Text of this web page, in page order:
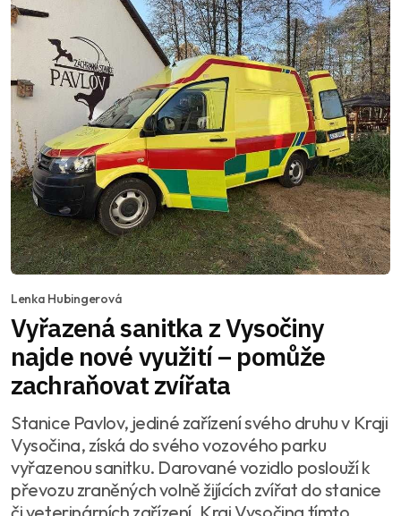
Lenka Hubingerová
Vyřazená sanitka z Vysočiny
najde nové využití – pomůže
zachraňovat zvířata
Stanice Pavlov, jediné zařízení svého druhu v Kraji
Vysočina, získá do svého vozového parku
vyřazenou sanitku. Darované vozidlo poslouží k
převozu zraněných volně žijících zvířat do stanice